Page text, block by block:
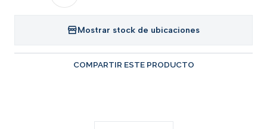
Mostrar stock de ubicaciones
COMPARTIR ESTE PRODUCTO